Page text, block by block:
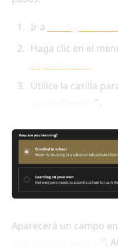
Ir a
Haga clic en el
Utilice la casilla
".
Aparecerá un campo
".